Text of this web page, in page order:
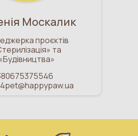
Москалик
проєктів
та